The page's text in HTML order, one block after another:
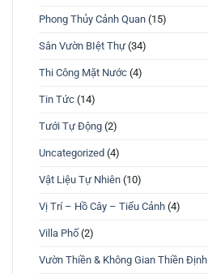
Phong Thủy Cảnh Quan (15)
Sân Vườn BIệt Thự(34)
Thi Công Mặt Nước (4)
Tin Tức (14)
Tưới Tự Động (2)
Uncategorized (4)
Vật Liệu Tự Nhiên (10)
Vị Trí – Hồ Cây – Tiểu Cảnh (4)
Villa Phố (2)
Vườn Thiền & Không Gian Thiền Định